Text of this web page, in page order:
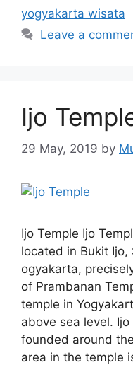
yogyakarta wisata
Leave a
Ijo
29 May, 2019 by
Ijo Temple Ijo
located in Bukit Ijo,
ogyakarta,
of Prambanan
temple in
above sea level.
founded around
area in the temple